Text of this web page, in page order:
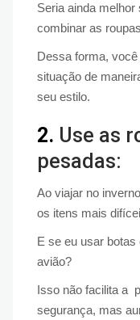
Seria ainda
combinar as
Dessa forma,
situação de
seu estilo.
2. Use as
pesadas:
Ao viajar no
os itens mais
E se eu usar
avião?
Isso não facilita a
segurança, mas